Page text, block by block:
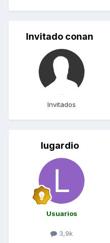
Invitado conan
Invitados
lugardio
Usuarios
3,9k